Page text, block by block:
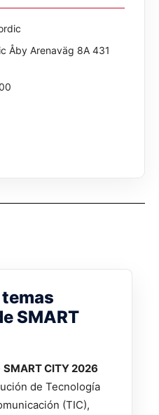
Åby Arenaväg 8A 431
SMART
SMART CITY 2026
de Tecnología
(TIC),